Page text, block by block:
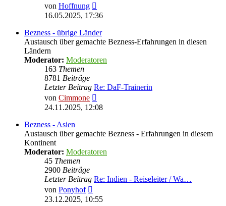
von Hoffnung
Beitrag
16.05.2025, 17:36
Bezness - übrige Länder
Austausch über gemachte Bezness-Erfahrungen in diesen
Ländern
Moderator: Moderatoren
163 Themen
8781 Beiträge
Letzter Beitrag Re: DaF-Trainerin
von Cimmone
Beitrag
24.11.2025, 12:08
Bezness - Asien
Austausch über gemachte Bezness - Erfahrungen in diesem
Kontinent
Moderator: Moderatoren
45 Themen
2900 Beiträge
Letzter Beitrag Re: Indien - Reiseleiter / Wa…
von Ponyhof
Beitrag
23.12.2025, 10:55